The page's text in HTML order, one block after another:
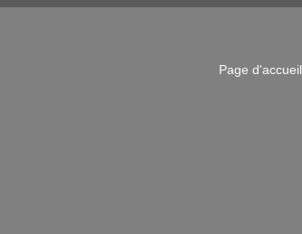
Page d'accueil